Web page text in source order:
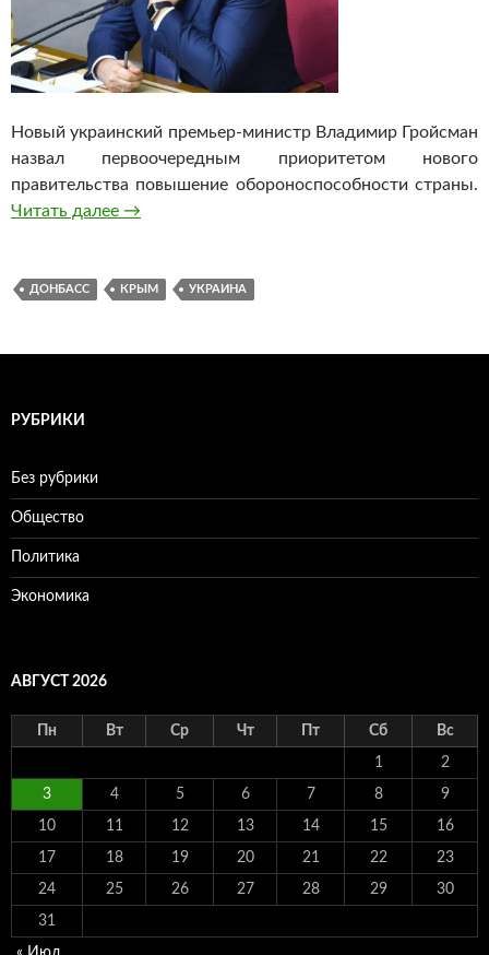
Новый украинский премьер-министр Владимир Гройсман
назвал первоочередным приоритетом нового
правительства повышение обороноспособности страны.
Читать далее Гройсман: Киев никогда не признает
→
ДОНБАСС КРЫМ УКРАИНА
РУБРИКИ
Без рубрики
Общество
Политика
Экономика
АВГУСТ 2026
Пн Вт Ср Чт Пт Сб Вс
1 2
3 4 5 6 7 8 9
10 11 12 13 14 15 16
17 18 19 20 21 22 23
24 25 26 27 28 29 30
31